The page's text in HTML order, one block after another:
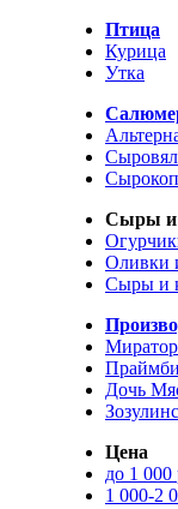
Птица
Курица
Утка
Сыры и
Оливки
Сыры и
Дочь
Цена
до 1 000
1 000-2